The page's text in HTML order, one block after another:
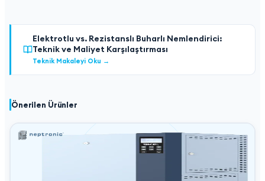
Elektrotlu vs. Rezistanslı Buharlı Nemlendirici:
Teknik ve Maliyet Karşılaştırması
Teknik Makaleyi Oku →
Önerilen Ürünler